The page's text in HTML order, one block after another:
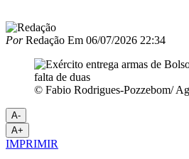
PorRedação Em 06/07/2026 22:34
© Fabio Rodrigues-Pozzebom/
A-
A+
IMPRIMIR